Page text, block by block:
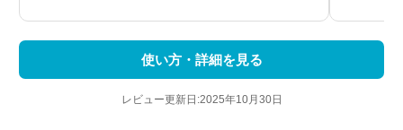
使い方・詳細を見る
レビュー更新日:2025年10月30日